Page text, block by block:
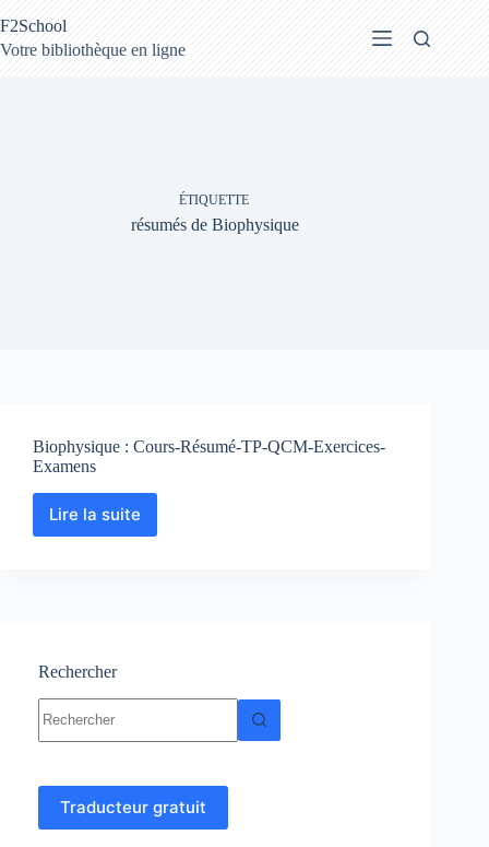
au
contenu
F2School
Votre bibliothèque en ligne
ÉTIQUETTE
résumés de Biophysique
Biophysique : Cours-Résumé-TP-QCM-Exercices-
Examens
Lire la suite
Biophysique
Examens
Rechercher
résultat
Traducteur gratuit